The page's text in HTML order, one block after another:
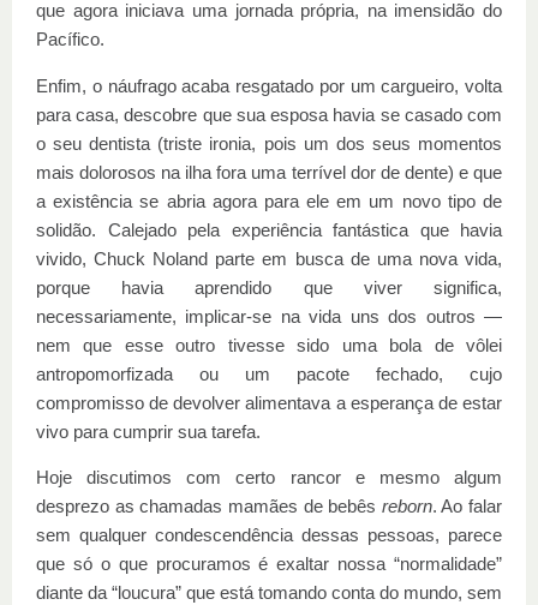
que agora iniciava uma jornada própria, na imensidão do
Pacífico.
Enfim, o náufrago acaba resgatado por um cargueiro, volta
para casa, descobre que sua esposa havia se casado com
o seu dentista (triste ironia, pois um dos seus momentos
mais dolorosos na ilha fora uma terrível dor de dente) e que
a existência se abria agora para ele em um novo tipo de
solidão. Calejado pela experiência fantástica que havia
vivido, Chuck Noland parte em busca de uma nova vida,
porque havia aprendido que viver significa,
necessariamente, implicar-se na vida uns dos outros —
nem que esse outro tivesse sido uma bola de vôlei
antropomorfizada ou um pacote fechado, cujo
compromisso de devolver alimentava a esperança de estar
vivo para cumprir sua tarefa.
Hoje discutimos com certo rancor e mesmo algum
desprezo as chamadas mamães de bebês reborn. Ao falar
sem qualquer condescendência dessas pessoas, parece
que só o que procuramos é exaltar nossa “normalidade”
diante da “loucura” que está tomando conta do mundo, sem